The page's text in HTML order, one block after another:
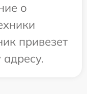
о
привезет